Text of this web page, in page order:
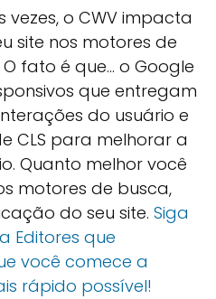
vezes, o CWV impacta
site nos motores de
fato é que... o Google
que entregam
do usuário e
CLS para melhorar a
Quanto melhor você
motores de busca,
do seu site. Siga
Editores que
você comece a
rápido possível!